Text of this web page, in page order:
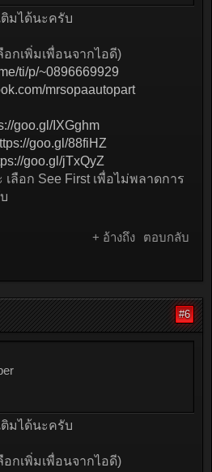
มได้นะครับ
อกเพิ่มเพื่อนจากไอดี)
ti/p/~0896669929
mrsopaautopart
goo.gl/IXGghm
goo.gl/88fiHZ
goo.gl/jTxQyZ
เลือก See First เพื่อไม่พลาดการ
+ อ้างถึง ตอบกลับ
#6
มได้นะครับ
อกเพิ่มเพื่อนจากไอดี)